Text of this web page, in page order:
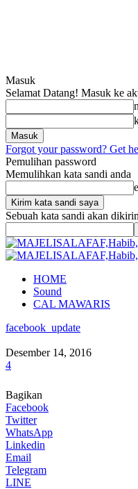
Masuk
Selamat Datang! Masuk ke
Forgot your password? Get
Pemulihan password
Memulihkan kata sandi anda
Sebuah kata sandi akan
HOME
Sound
CAL MAWARIS
facebook_update
Desember 14, 2016
4
Bagikan
Facebook
Twitter
WhatsApp
Linkedin
Email
Telegram
LINE